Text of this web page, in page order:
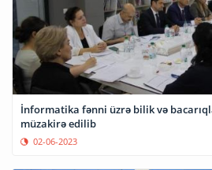
İnformatika fənni üzrə bilik və
müzakirə edilib
02-06-2023